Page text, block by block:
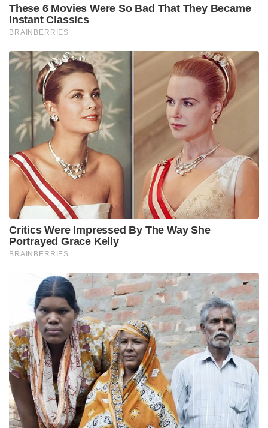
These 6 Movies Were So Bad That They Became
Instant Classics
BRAINBERRIES
Critics Were Impressed By The Way She
Portrayed Grace Kelly
BRAINBERRIES